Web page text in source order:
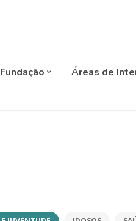
Fundação Áreas de